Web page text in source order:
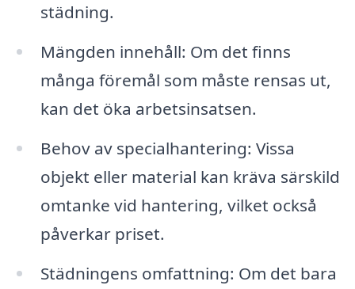
städning.
Mängden innehåll: Om det finns
många föremål som måste rensas ut,
kan det öka arbetsinsatsen.
Behov av specialhantering: Vissa
objekt eller material kan kräva särskild
omtanke vid hantering, vilket också
påverkar priset.
Städningens omfattning: Om det bara